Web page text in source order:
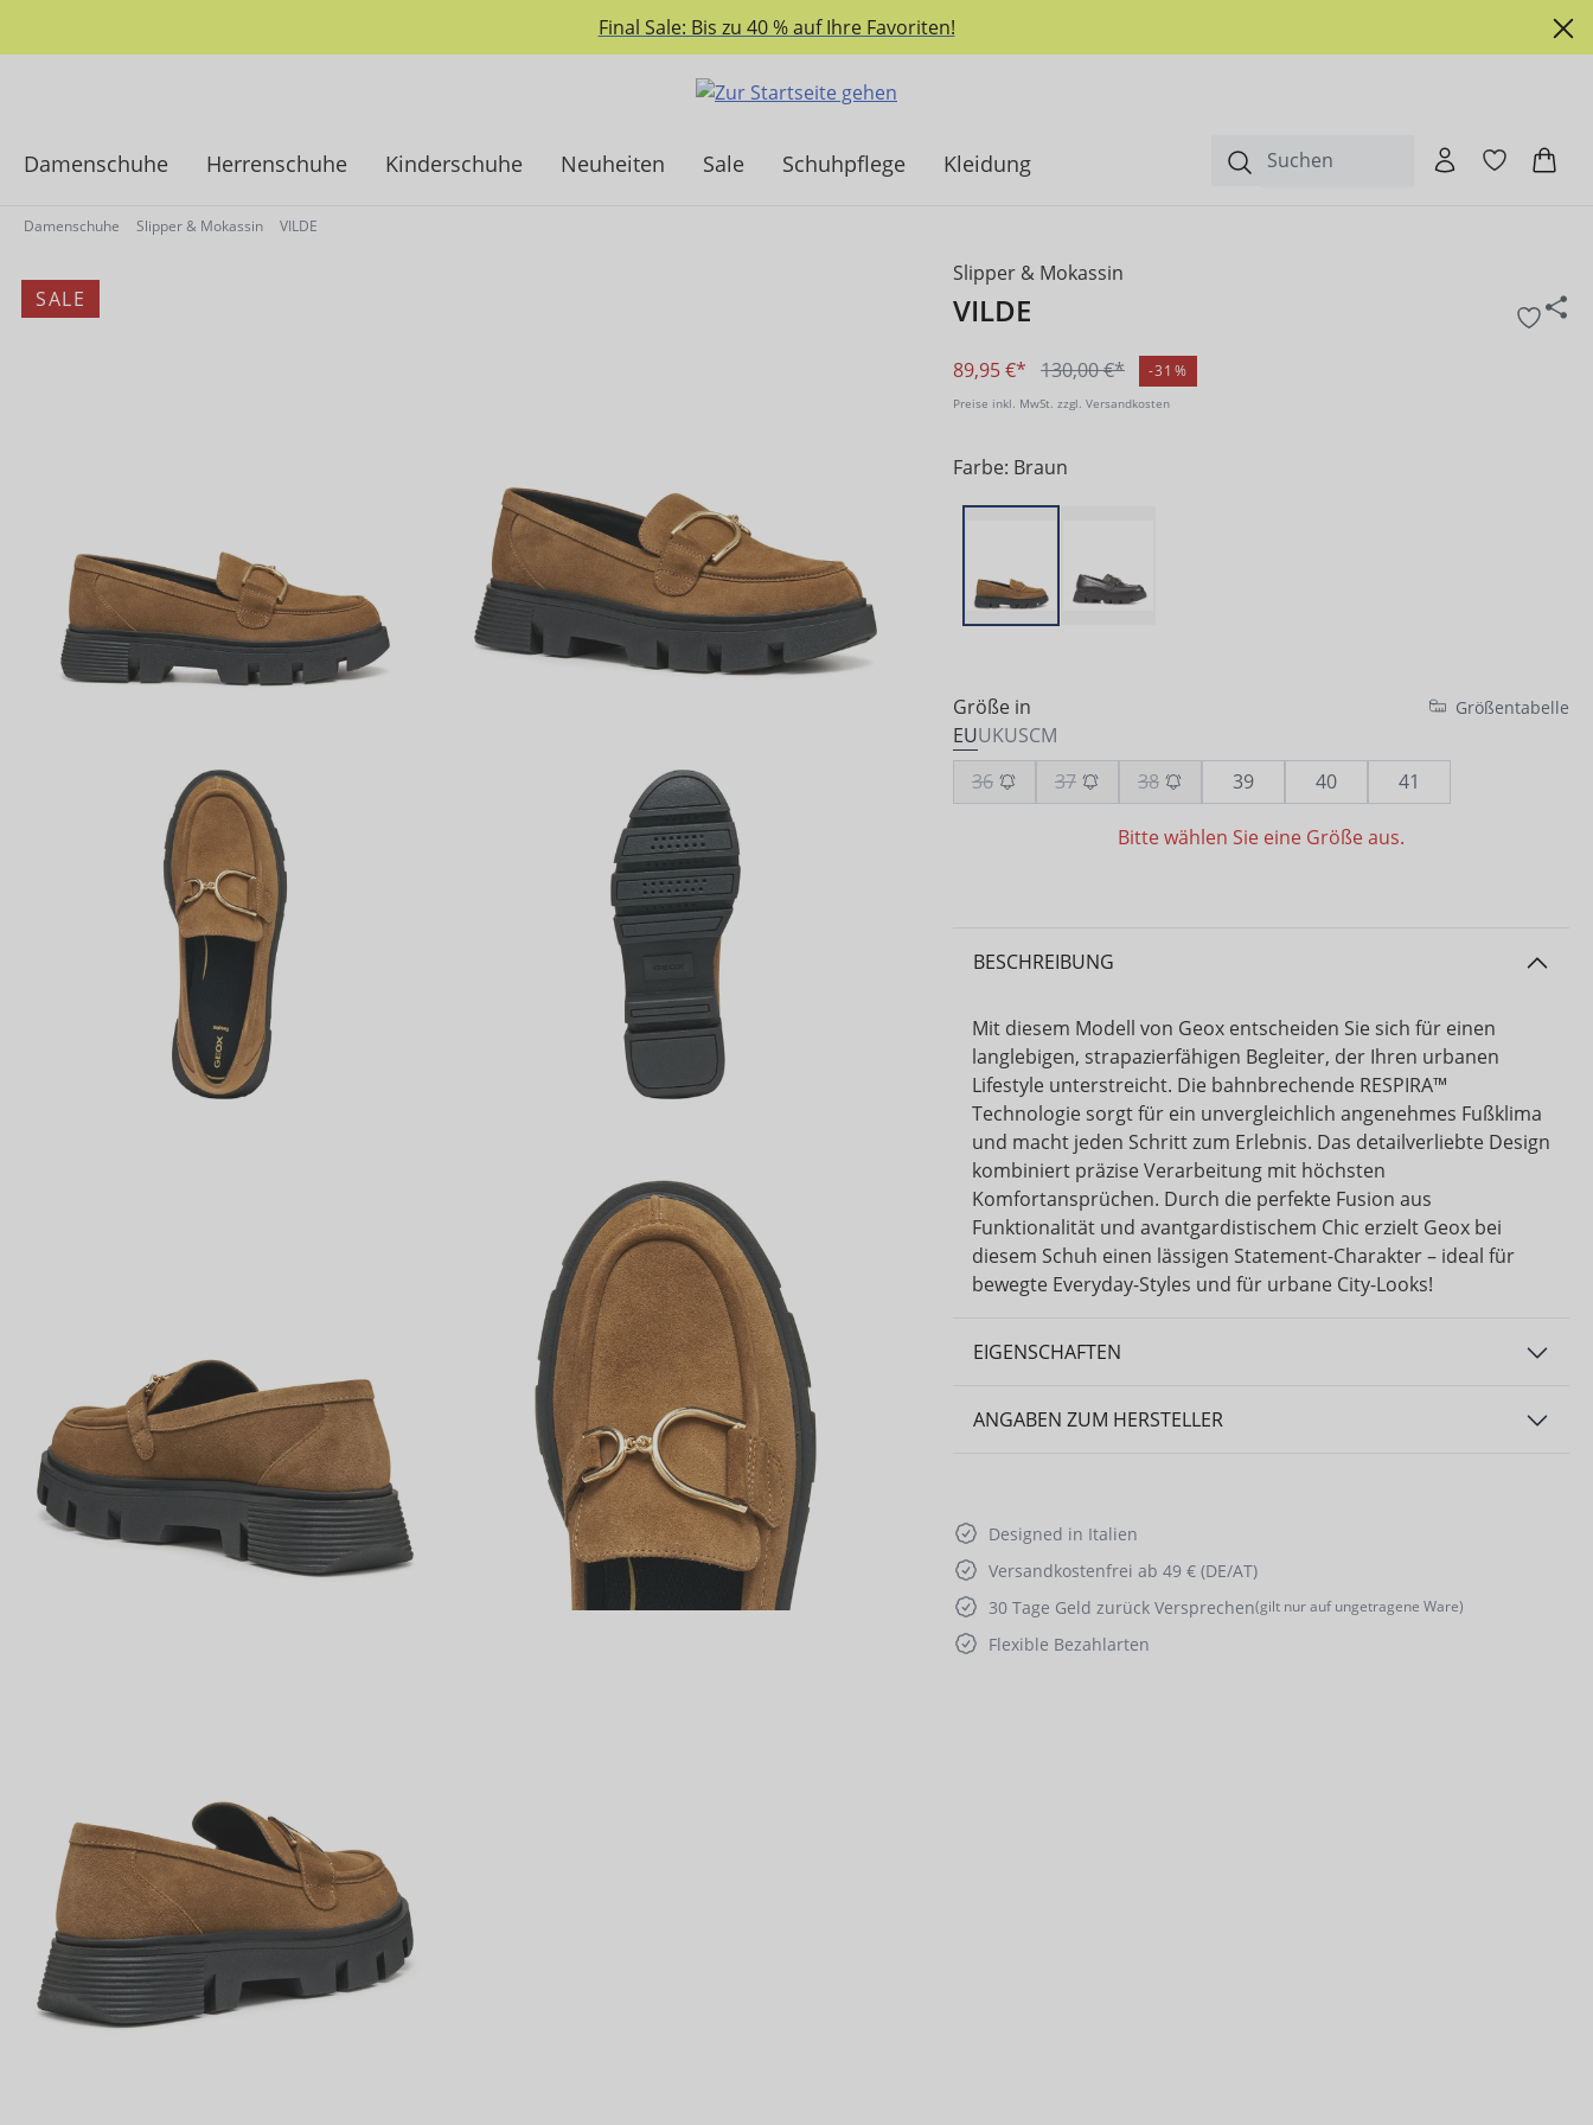
Final Sale: Bis zu 40 % auf Ihre Favoriten!
Damenschuhe Herrenschuhe Kinderschuhe Neuheiten Sale Schuhpflege Kleidung
Damenschuhe Slipper & Mokassin VILDE
SALE
Slipper & Mokassin
VILDE
89,95 €* 130,00 €* -31%
Preise inkl. MwSt. zzgl. Versandkosten
Farbe: Braun
Größe in
EUUKUSCM
Größentabelle
36 37 38 39 40 41
Bitte wählen Sie eine Größe aus.
BESCHREIBUNG
Mit diesem Modell von Geox entscheiden Sie sich für einen
langlebigen, strapazierfähigen Begleiter, der Ihren urbanen
Lifestyle unterstreicht. Die bahnbrechende RESPIRA™
Technologie sorgt für ein unvergleichlich angenehmes Fußklima
und macht jeden Schritt zum Erlebnis. Das detailverliebte Design
kombiniert präzise Verarbeitung mit höchsten
Komfortansprüchen. Durch die perfekte Fusion aus
Funktionalität und avantgardistischem Chic erzielt Geox bei
diesem Schuh einen lässigen Statement-Charakter – ideal für
bewegte Everyday-Styles und für urbane City-Looks!
EIGENSCHAFTEN
ANGABEN ZUM HERSTELLER
Designed in Italien
Versandkostenfrei ab 49 € (DE/AT)
30 Tage Geld zurück Versprechen(gilt nur auf ungetragene Ware)
Flexible Bezahlarten